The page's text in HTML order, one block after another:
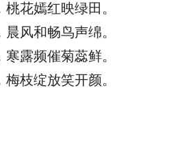
花嫣红映绿田。
风和畅鸟声绵。
露频催菊蕊鲜。
枝绽放笑开颜。